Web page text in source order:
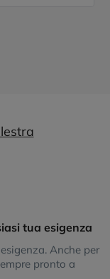
tua esigenza
Anche per
pronto a